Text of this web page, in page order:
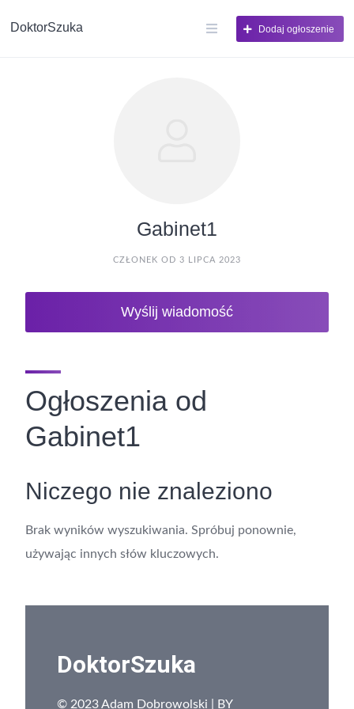
DoktorSzuka Dodaj ogłoszenie
Gabinet1
CZŁONEK OD 3 LIPCA 2023
Wyślij wiadomość
Ogłoszenia od
Gabinet1
Niczego nie znaleziono
Brak wyników wyszukiwania. Spróbuj ponownie,
używając innych słów kluczowych.
DoktorSzuka
© 2023 Adam Dobrowolski | BY